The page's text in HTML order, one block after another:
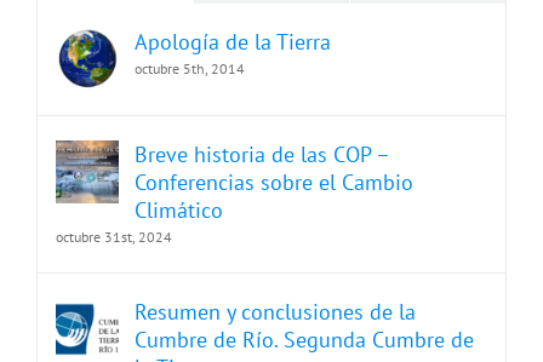
Apología de la Tierra
octubre 5th, 2014
Breve historia de las COP –
Conferencias sobre el Cambio
Climático
octubre 31st, 2024
Resumen y conclusiones de la
Cumbre de Río. Segunda Cumbre de